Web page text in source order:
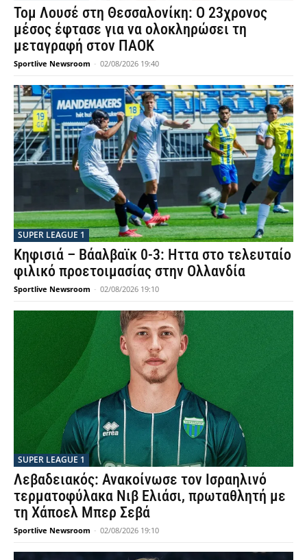
Τομ Λουσέ στη Θεσσαλονίκη: Ο 23χρονος
μέσος έφτασε για να ολοκληρώσει τη
μεταγραφή στον ΠΑΟΚ
Sportlive Newsroom - 02/08/2026 19:40
SUPER LEAGUE 1
Κηφισιά – Βάαλβαϊκ 0-3: Ηττα στο τελευταίο
φιλικό προετοιμασίας στην Ολλανδία
Sportlive Newsroom - 02/08/2026 19:10
SUPER LEAGUE 1
Λεβαδειακός: Ανακοίνωσε τον Ισραηλινό
τερματοφύλακα Νιβ Ελιάσι, πρωταθλητή με
τη Χάποελ Μπερ Σεβά
Sportlive Newsroom - 02/08/2026 19:10